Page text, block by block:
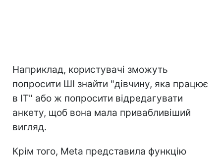
Наприклад, користувачі зможуть
попросити ШІ знайти "дівчину, яка працює
в IT" або ж попросити відредагувати
анкету, щоб вона мала привабливіший
вигляд.
Крім того, Meta представила функцію